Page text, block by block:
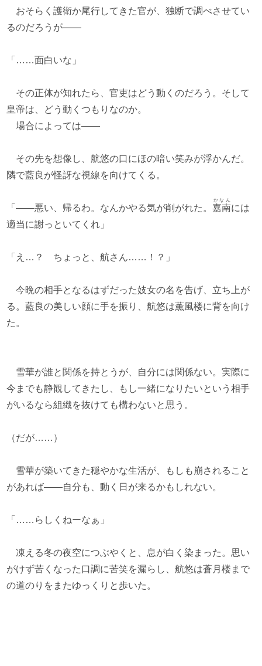
おそらく護衛か尾行してきた官が、独断で調べさせてい
るのだろうが――
「……面白いな」
その正体が知れたら、官吏はどう動くのだろう。そして
皇帝は、どう動くつもりなのか。
場合によっては――
その先を想像し、航悠の口にほの暗い笑みが浮かんだ。
隣で藍良が怪訝な視線を向けてくる。
「――悪い、帰るわ。なんかやる気が削がれた。嘉南
かなん
には
適当に謝っといてくれ」
「え…？ ちょっと、航さん……！？」
今晩の相手となるはずだった妓女の名を告げ、立ち上が
る。藍良の美しい顔に手を振り、航悠は薫風楼に背を向け
た。
雪華が誰と関係を持とうが、自分には関係ない。実際に
今までも静観してきたし、もし一緒になりたいという相手
がいるなら組織を抜けても構わないと思う。
（だが……）
雪華が築いてきた穏やかな生活が、もしも崩されること
があれば――自分も、動く日が来るかもしれない。
「……らしくねーなぁ」
凍える冬の夜空につぶやくと、息が白く染まった。思い
がけず苦くなった口調に苦笑を漏らし、航悠は蒼月楼まで
の道のりをまたゆっくりと歩いた。